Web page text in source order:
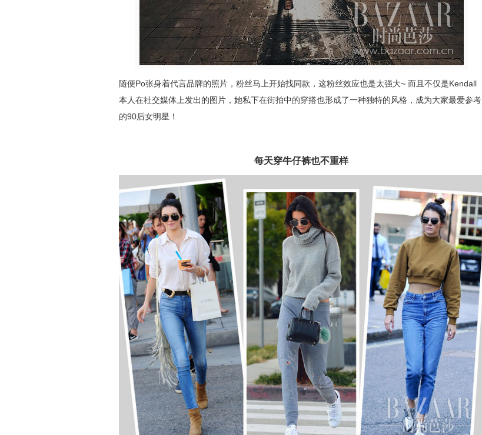
随便Po张身着代言品牌的照片，粉丝马上开始找同款，这粉丝效应也是太强大~ 而且不仅是Kendall
本人在社交媒体上发出的图片，她私下在街拍中的穿搭也形成了一种独特的风格，成为大家最爱参考
的90后女明星！
每天穿牛仔裤也不重样